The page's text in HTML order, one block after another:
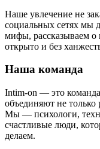
Наше увлечение не
социальных сетях мы
мифы, рассказываем
открыто и без
Наша команда
Intim-on — это
объединяют не только
Мы — психологи,
счастливые люди,
делаем.